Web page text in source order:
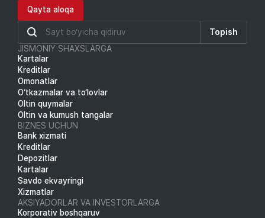
Qayta aloqa
Topish
JISMONIY SHAXSLARGA
Kartalar
Kreditlar
Omonatlar
O‘tkazmalar va to‘lovlar
Oltin quymalar
Oltin va kumush tangalar
BIZNES UCHUN
Bank xizmati
Kreditlar
Depozitlar
Kartalar
Savdo ekvayringi
Xizmatlar
AKSIYADORLAR VA INVESTORLARGA
Korporativ boshqaruv